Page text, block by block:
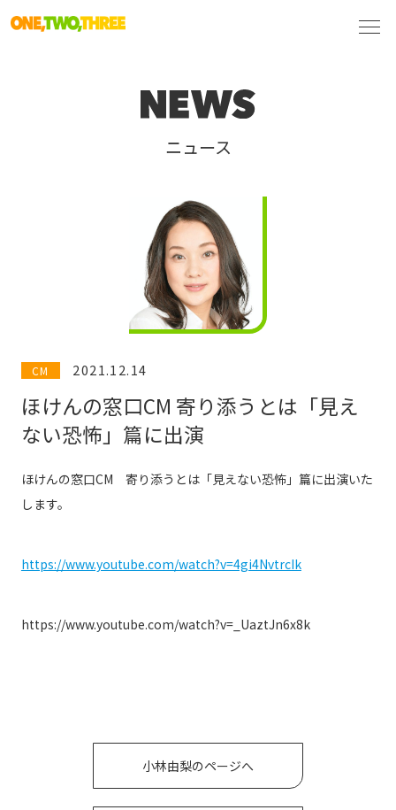
ニュース
CM 2021.12.14
ほけんの窓口CM 寄り添うとは「見え
ない恐怖」篇に出演
ほけんの窓口CM 寄り添うとは「見えない恐怖」篇に出演いた
します。
https://www.youtube.com/watch?v=4gi4NvtrcIk
https://www.youtube.com/watch?v=_UaztJn6x8k
小林由梨のページへ